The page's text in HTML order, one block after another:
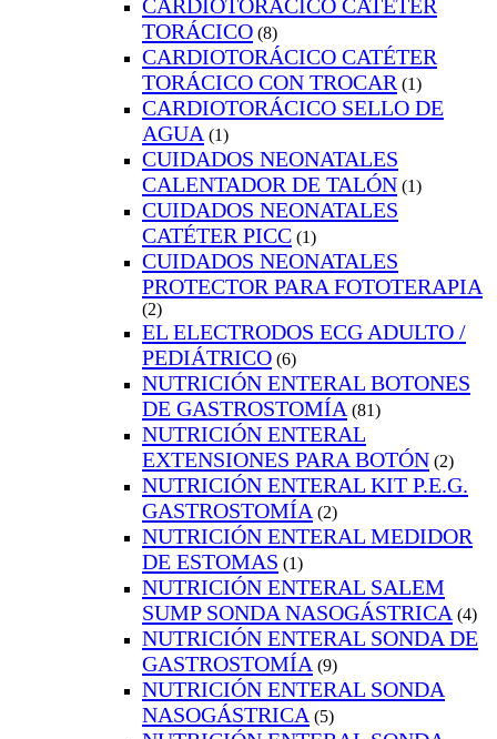
CARDIOTORÁCICO CATÉTER
TORÁCICO (8)
CARDIOTORÁCICO CATÉTER
TORÁCICO CON TROCAR (1)
CARDIOTORÁCICO SELLO DE
AGUA (1)
CUIDADOS NEONATALES
CALENTADOR DE TALÓN (1)
CUIDADOS NEONATALES
CATÉTER PICC (1)
CUIDADOS NEONATALES
PROTECTOR PARA FOTOTERAPIA
(2)
EL ELECTRODOS ECG ADULTO /
PEDIÁTRICO (6)
NUTRICIÓN ENTERAL BOTONES
DE GASTROSTOMÍA (81)
NUTRICIÓN ENTERAL
EXTENSIONES PARA BOTÓN (2)
NUTRICIÓN ENTERAL KIT P.E.G.
GASTROSTOMÍA (2)
NUTRICIÓN ENTERAL MEDIDOR
DE ESTOMAS (1)
NUTRICIÓN ENTERAL SALEM
SUMP SONDA NASOGÁSTRICA (4)
NUTRICIÓN ENTERAL SONDA DE
GASTROSTOMÍA (9)
NUTRICIÓN ENTERAL SONDA
NASOGÁSTRICA (5)